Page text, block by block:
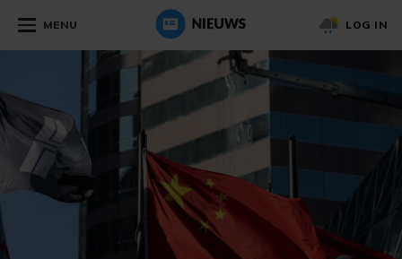
MENU LOG IN